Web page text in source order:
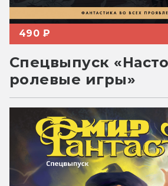
490 ₽
Спецвыпуск
ролевые игры»